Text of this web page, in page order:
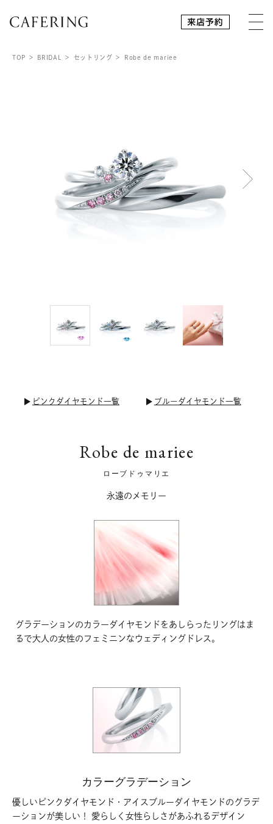
TOP BRIDAL セットリング Robe de mariee
ピンクダイヤモンド一覧 ブルーダイヤモンド一覧
Robe de mariee
ローブドゥマリエ
永遠のメモリー
グラデーションのカラーダイヤモンドをあしらったリングはま
るで大人の女性のフェミニンなウェディングドレス。
カラーグラデーション
優しいピンクダイヤモンド・アイスブルーダイヤモンドのグラデ
ーションが美しい！ 愛らしく女性らしさがあふれるデザイン